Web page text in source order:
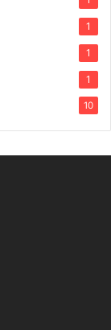
1
1
1
10